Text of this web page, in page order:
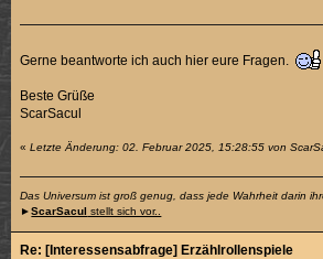
Gerne beantworte ich auch hier eure Fragen.
Beste Grüße
ScarSacul
«Letzte Änderung: 02. Februar 2025, 15:28:55 von
Das Universum ist groß genug, dass jede Wahrheit darin
►ScarSacul stellt sich vor..
Re: [Interessensabfrage] Erzählrollenspiele